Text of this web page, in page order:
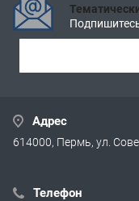
Адрес
614000, Пермь, ул.
Телефон